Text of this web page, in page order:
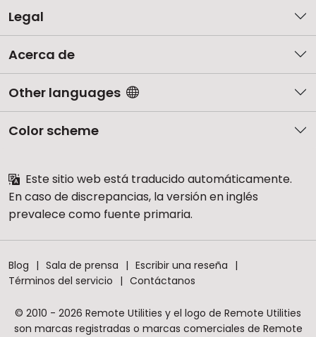
Legal
Acerca de
Other languages
Color scheme
Este sitio web está traducido automáticamente.
En caso de discrepancias, la versión en inglés
prevalece como fuente primaria.
Blog Sala de prensa
Escribir una reseña
Términos del servicio
Contáctanos
© 2010 - 2026 Remote Utilities y el logo de Remote Utilities
son marcas registradas o marcas comerciales de Remote